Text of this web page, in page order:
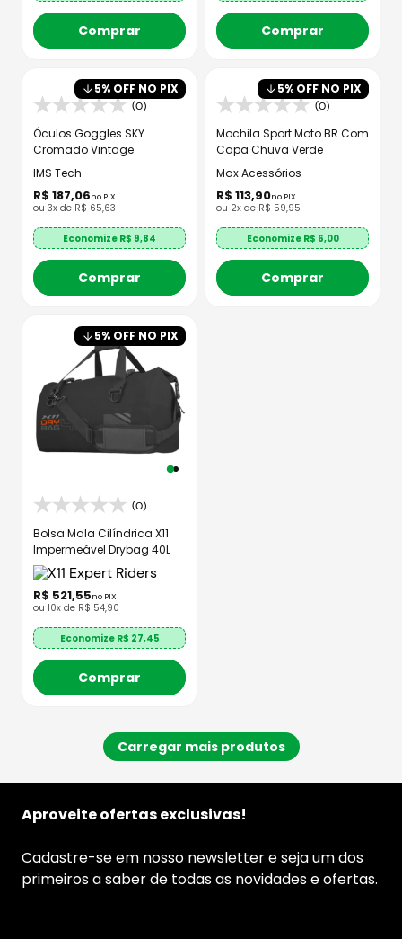
Comprar Comprar
5% OFF NO PIX
(0)
Óculos Goggles SKY
Cromado Vintage
IMS Tech
R$ 187,06no PIX
ou 3x de R$ 65,63
Economize R$ 9,84
Comprar
5% OFF NO PIX
(0)
Mochila Sport Moto BR Com
Capa Chuva Verde
Max Acessórios
R$ 113,90no PIX
ou 2x de R$ 59,95
Economize R$ 6,00
Comprar
5% OFF NO PIX
(0)
Bolsa Mala Cilíndrica X11
Impermeável Drybag 40L
R$ 521,55no PIX
ou 10x de R$ 54,90
Economize R$ 27,45
Comprar
Aproveite ofertas exclusivas!
Cadastre-se em nosso newsletter e seja um dos
primeiros a saber de todas as novidades e ofertas.